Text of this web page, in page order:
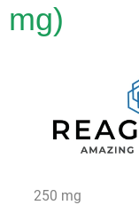
mg)
250 mg